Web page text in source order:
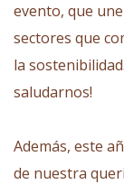
evento, que
sectores que
la
saludarnos!
Además, este
de nuestra